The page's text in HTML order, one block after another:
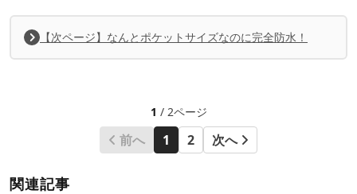
【次ページ】なんとポケットサイズなのに完全防水！
1 / 2ページ
前へ 1 2 次へ
関連記事